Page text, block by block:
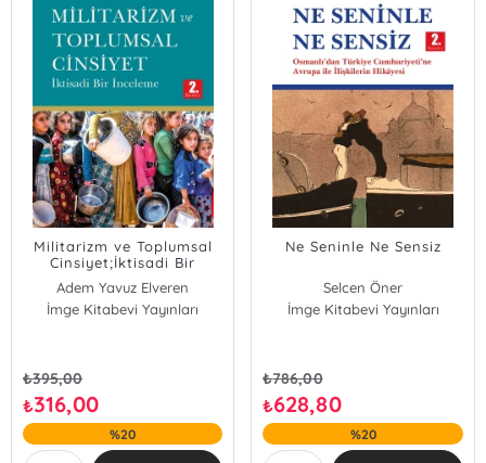
Militarizm ve Toplumsal
Cinsiyet;İktisadi Bir
İnceleme
Adem Yavuz Elveren
İmge Kitabevi Yayınları
₺395,00
₺316,00
%20
Ne Seninle Ne Sensiz
Selcen Öner
İmge Kitabevi Yayınları
₺786,00
₺628,80
%20